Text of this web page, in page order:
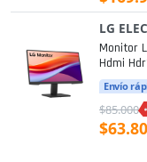
LG
Monitor
Hdmi
Envío
$85.000